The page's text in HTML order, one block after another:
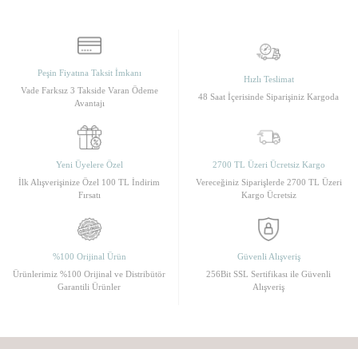
Peşin Fiyatına Taksit İmkanı
Vade Farksız 3 Takside Varan Ödeme
Avantajı
Hızlı Teslimat
48 Saat İçerisinde Siparişiniz Kargoda
Yeni Üyelere Özel
İlk Alışverişinize Özel 100 TL İndirim
Fırsatı
2700 TL Üzeri Ücretsiz Kargo
Vereceğiniz Siparişlerde 2700 TL Üzeri
Kargo Ücretsiz
%100 Orijinal Ürün
Ürünlerimiz %100 Orijinal ve Distribütör
Garantili Ürünler
Güvenli Alışveriş
256Bit SSL Sertifikası ile Güvenli
Alışveriş